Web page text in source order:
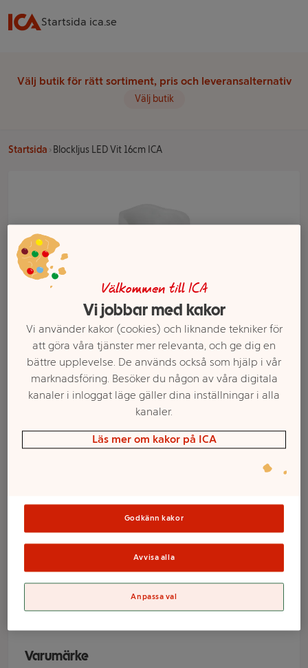
Startsida ica.se
Välj butik för rätt sortiment, pris och leveransalternativ
Välj butik
Startsida Blockljus LED Vit 16cm ICA
Blockljus LED Vit
16cm ICA
Varumärke
Sortimentet kan variera mellan butikerna
Välkommen till ICA
Vi jobbar med kakor
Vi använder kakor (cookies) och liknande tekniker för
att göra våra tjänster mer relevanta, och ge dig en
bättre upplevelse. De används också som hjälp i vår
marknadsföring. Besöker du någon av våra digitala
kanaler i inloggat läge gäller dina inställningar i alla
kanaler.
Läs mer om kakor på ICA
Godkänn kakor
Avvisa alla
Anpassa val